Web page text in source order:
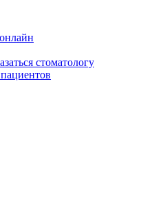
стоматологу